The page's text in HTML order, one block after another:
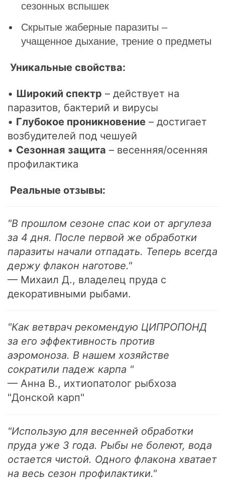
сезонных вспышек
Скрытые жаберные паразиты –
учащенное дыхание, трение о предметы
Уникальные свойства:
• Широкий спектр – действует на
паразитов, бактерий и вирусы
• Глубокое проникновение – достигает
возбудителей под чешуей
• Сезонная защита – весенняя/осенняя
профилактика
Реальные отзывы:
"В прошлом сезоне спас кои от аргулеза
за 4 дня. После первой же обработки
паразиты начали отпадать. Теперь всегда
держу флакон наготове."
— Михаил Д., владелец пруда с
декоративными рыбами.
"Как ветврач рекомендую ЦИПРОПОНД
за его эффективность против
аэромоноза. В нашем хозяйстве
сократили падеж карпа "
— Анна В., ихтиопатолог рыбхоза
"Донской карп"
"Использую для весенней обработки
пруда уже 3 года. Рыбы не болеют, вода
остается чистой. Одного флакона хватает
на весь сезон профилактики."